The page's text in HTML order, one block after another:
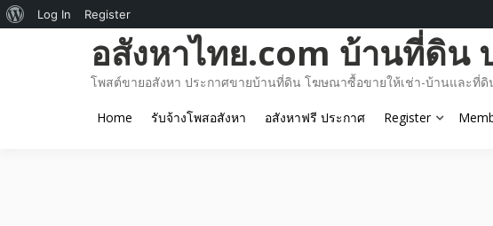
อสังหาไทย.com บ้านที่ดิน
โพสต์ขายอสังหา ประกาศขายบ้านที่ดิน โฆษณาซื้อขายให้เช่า-บ้านและที่ดิ
Home รับจ้างโพสอสังหา อสังหาฟรี ประกาศ Register
About
Log In Register